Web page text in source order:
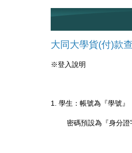
大同大學貨(付)款
※登入說明
1. 學生：帳號為『學號』
密碼預設為『身分證